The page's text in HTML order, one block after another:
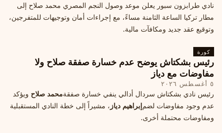
نادي طرابزون سبور يعلن موعد وصول النجم المصري محمد صلاح إلى
مطار تركيا الساعة الثامنة مساءً، مع إجراءات أمان وتوجيهات للمتفرجين،
وتوقيع عقد جديد ومكافآت مالية.
كورة
رئيس بشكتاش يوضح عدم خسارة صفقة صلاح ولا
مفاوضات مع دياز
٥ أغسطس ٢٠٢٦
رئيس نادي بشكتاش سردال أدالي ينفي خسارة صفقةمحمد صلاح ويؤكد
عدم وجود مفاوضات لضمإبراهيم دياز ، مشيراً إلى خطة النادي المستقبلية
ومفاوضات محتملة أخرى.